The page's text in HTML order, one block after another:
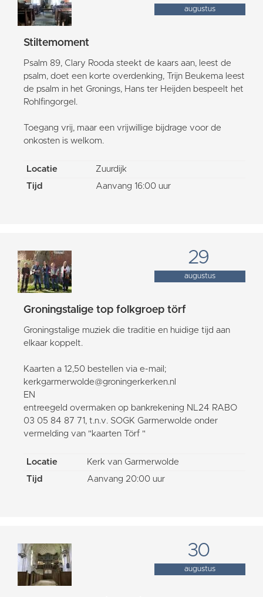
augustus
Stiltemoment
Psalm 89, Clary Rooda steekt de kaars aan, leest de
psalm, doet een korte overdenking, Trijn Beukema leest
de psalm in het Gronings, Hans ter Heijden bespeelt het
Rohlfingorgel.
Toegang vrij, maar een vrijwillige bijdrage voor de
onkosten is welkom.
Locatie
Zuurdijk
Tijd
Aanvang 16:00 uur
29
augustus
Groningstalige top folkgroep törf
Groningstalige muziek die traditie en huidige tijd aan
elkaar koppelt.
Kaarten a 12,50 bestellen via e-mail;
kerkgarmerwolde@groningerkerken.nl
EN
entreegeld overmaken op bankrekening NL24 RABO
03 05 84 87 71, t.n.v. SOGK Garmerwolde onder
vermelding van "kaarten Törf "
Locatie
Kerk van Garmerwolde
Tijd
Aanvang 20:00 uur
30
augustus